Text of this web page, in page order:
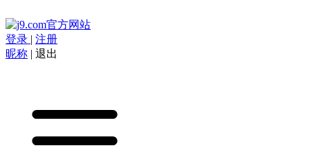
登录 | 注册
昵称 | 退出